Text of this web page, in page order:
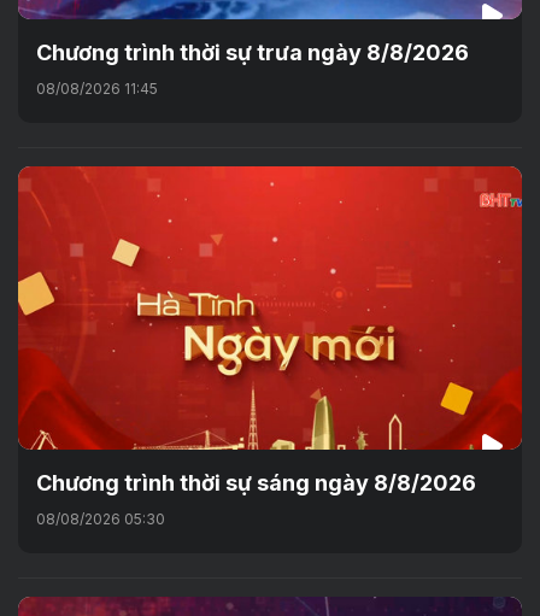
Chương trình thời sự trưa ngày 8/8/2026
08/08/2026 11:45
Chương trình thời sự sáng ngày 8/8/2026
08/08/2026 05:30